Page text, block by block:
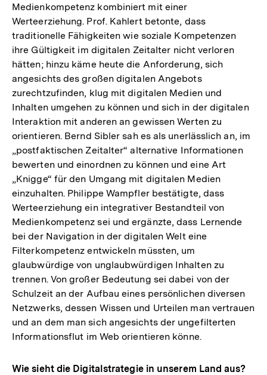
Medienkompetenz kombiniert mit einer
Werteerziehung. Prof. Kahlert betonte, dass
traditionelle Fähigkeiten wie soziale Kompetenzen
ihre Gültigkeit im digitalen Zeitalter nicht verloren
hätten; hinzu käme heute die Anforderung, sich
angesichts des großen digitalen Angebots
zurechtzufinden, klug mit digitalen Medien und
Inhalten umgehen zu können und sich in der digitalen
Interaktion mit anderen an gewissen Werten zu
orientieren. Bernd Sibler sah es als unerlässlich an, im
„postfaktischen Zeitalter“ alternative Informationen
bewerten und einordnen zu können und eine Art
„Knigge“ für den Umgang mit digitalen Medien
einzuhalten. Philippe Wampfler bestätigte, dass
Werteerziehung ein integrativer Bestandteil von
Medienkompetenz sei und ergänzte, dass Lernende
bei der Navigation in der digitalen Welt eine
Filterkompetenz entwickeln müssten, um
glaubwürdige von unglaubwürdigen Inhalten zu
trennen. Von großer Bedeutung sei dabei von der
Schulzeit an der Aufbau eines persönlichen diversen
Netzwerks, dessen Wissen und Urteilen man vertrauen
und an dem man sich angesichts der ungefilterten
Informationsflut im Web orientieren könne.
Wie sieht die Digitalstrategie in unserem Land aus?